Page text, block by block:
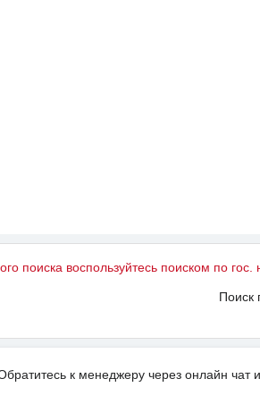
поиска воспользуйтесь поиском по
Поиск
к менеджеру через онлайн чат